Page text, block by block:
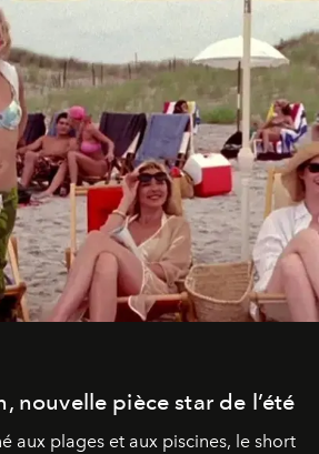
nouvelle pièce star de l’été
aux plages et aux piscines, le short